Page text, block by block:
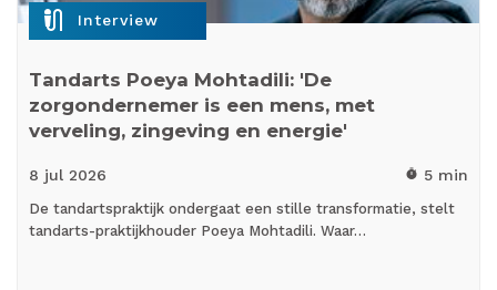
mic_external_on Interview
Tandarts Poeya Mohtadili: 'De
zorgondernemer is een mens, met
verveling, zingeving en energie'
8 jul 2026 timer 5 min
De tandartspraktijk ondergaat een stille transformatie, stelt
tandarts-praktijkhouder Poeya Mohtadili. Waar…